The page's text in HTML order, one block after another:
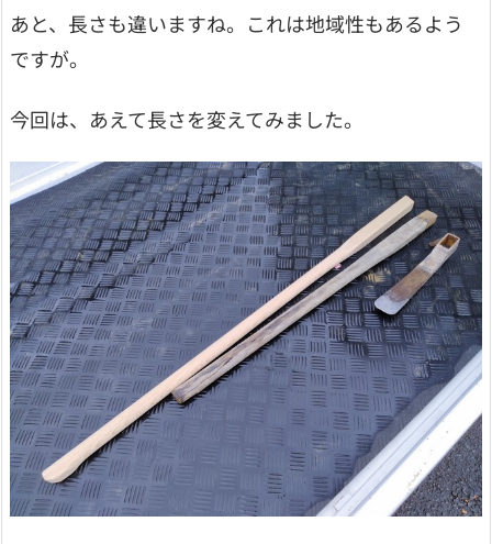
あと、長さも違いますね。これは地域性もあるよう
ですが。
今回は、あえて長さを変えてみました。